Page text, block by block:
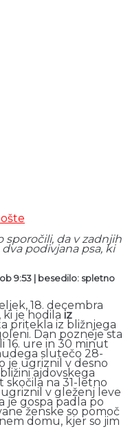
sporočili, da v zadnjih
podivjana psa, ki
9:53 | besedilo: spletno
18. decembra
je hodila iz
pritekla iz bližnjega
Dan pozneje sta
16. ure in 30 minut
slutečo 28-
je ugriznil v desno
ajdovskega
skočila na 31-letno
v gleženj leve
je gospa padla po
ženske so pomoč
domu, kjer so jim